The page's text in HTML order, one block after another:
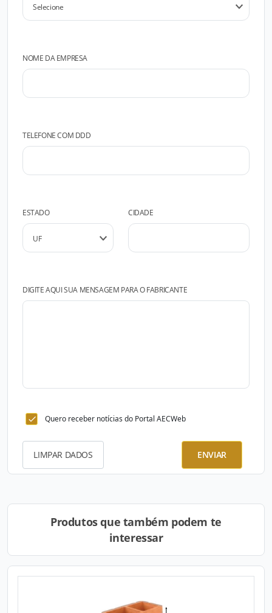
NOME DA EMPRESA
TELEFONE COM DDD
ESTADO CIDADE
DIGITE AQUI SUA MENSAGEM PARA O FABRICANTE
Quero receber notícias do Portal AECWeb
LIMPAR DADOS ENVIAR
Produtos que também podem te
interessar